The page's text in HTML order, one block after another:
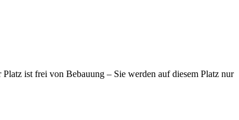
ist frei von Bebauung – Sie werden auf diesem Platz nur